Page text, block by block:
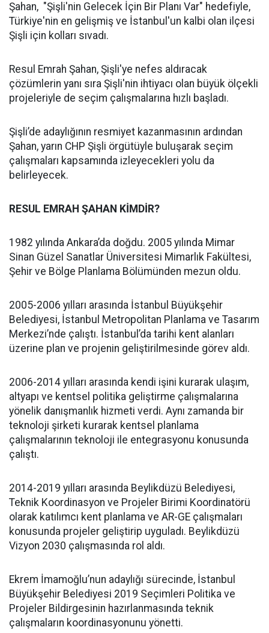
Şahan, "Şişli'nin Gelecek İçin Bir Planı Var" hedefiyle,
Türkiye'nin en gelişmiş ve İstanbul'un kalbi olan ilçesi
Şişli için kolları sıvadı.
Resul Emrah Şahan, Şişli'ye nefes aldıracak
çözümlerin yanı sıra Şişli'nin ihtiyacı olan büyük ölçekli
projeleriyle de seçim çalışmalarına hızlı başladı.
Şişli’de adaylığının resmiyet kazanmasının ardından
Şahan, yarın CHP Şişli örgütüyle buluşarak seçim
çalışmaları kapsamında izleyecekleri yolu da
belirleyecek.
RESUL EMRAH ŞAHAN KİMDİR?
1982 yılında Ankara’da doğdu. 2005 yılında Mimar
Sinan Güzel Sanatlar Üniversitesi Mimarlık Fakültesi,
Şehir ve Bölge Planlama Bölümünden mezun oldu.
2005-2006 yılları arasında İstanbul Büyükşehir
Belediyesi, İstanbul Metropolitan Planlama ve Tasarım
Merkezi’nde çalıştı. İstanbul’da tarihi kent alanları
üzerine plan ve projenin geliştirilmesinde görev aldı.
2006-2014 yılları arasında kendi işini kurarak ulaşım,
altyapı ve kentsel politika geliştirme çalışmalarına
yönelik danışmanlık hizmeti verdi. Aynı zamanda bir
teknoloji şirketi kurarak kentsel planlama
çalışmalarının teknoloji ile entegrasyonu konusunda
çalıştı.
2014-2019 yılları arasında Beylikdüzü Belediyesi,
Teknik Koordinasyon ve Projeler Birimi Koordinatörü
olarak katılımcı kent planlama ve AR-GE çalışmaları
konusunda projeler geliştirip uyguladı. Beylikdüzü
Vizyon 2030 çalışmasında rol aldı.
Ekrem İmamoğlu’nun adaylığı sürecinde, İstanbul
Büyükşehir Belediyesi 2019 Seçimleri Politika ve
Projeler Bildirgesinin hazırlanmasında teknik
çalışmaların koordinasyonunu yönetti.